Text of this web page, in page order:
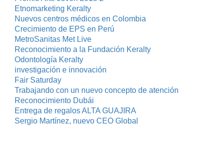
Etnomarketing Keralty
Nuevos centros médicos en Colombia
Crecimiento de EPS en Perú
MetroSanitas Met Live
Reconocimiento a la Fundación Keralty
Odontología Keralty
investigación e innovación
Fair Saturday
Trabajando con un nuevo concepto de atención
Reconocimiento Dubái
Entrega de regalos ALTA GUAJIRA
Sergio Martínez, nuevo CEO Global